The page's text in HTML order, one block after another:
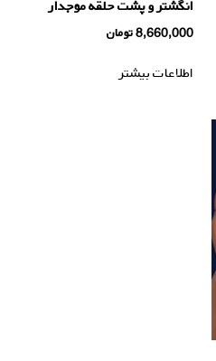
انگشتر و پشت حلقه موجدار
8,660,000تومان
اطلاعات بیشتر